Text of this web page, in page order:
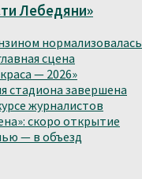
Лебедяни»
нормализовалась
сцена
— 2026»
стадиона завершена
журналистов
скоро открытие
— в объезд